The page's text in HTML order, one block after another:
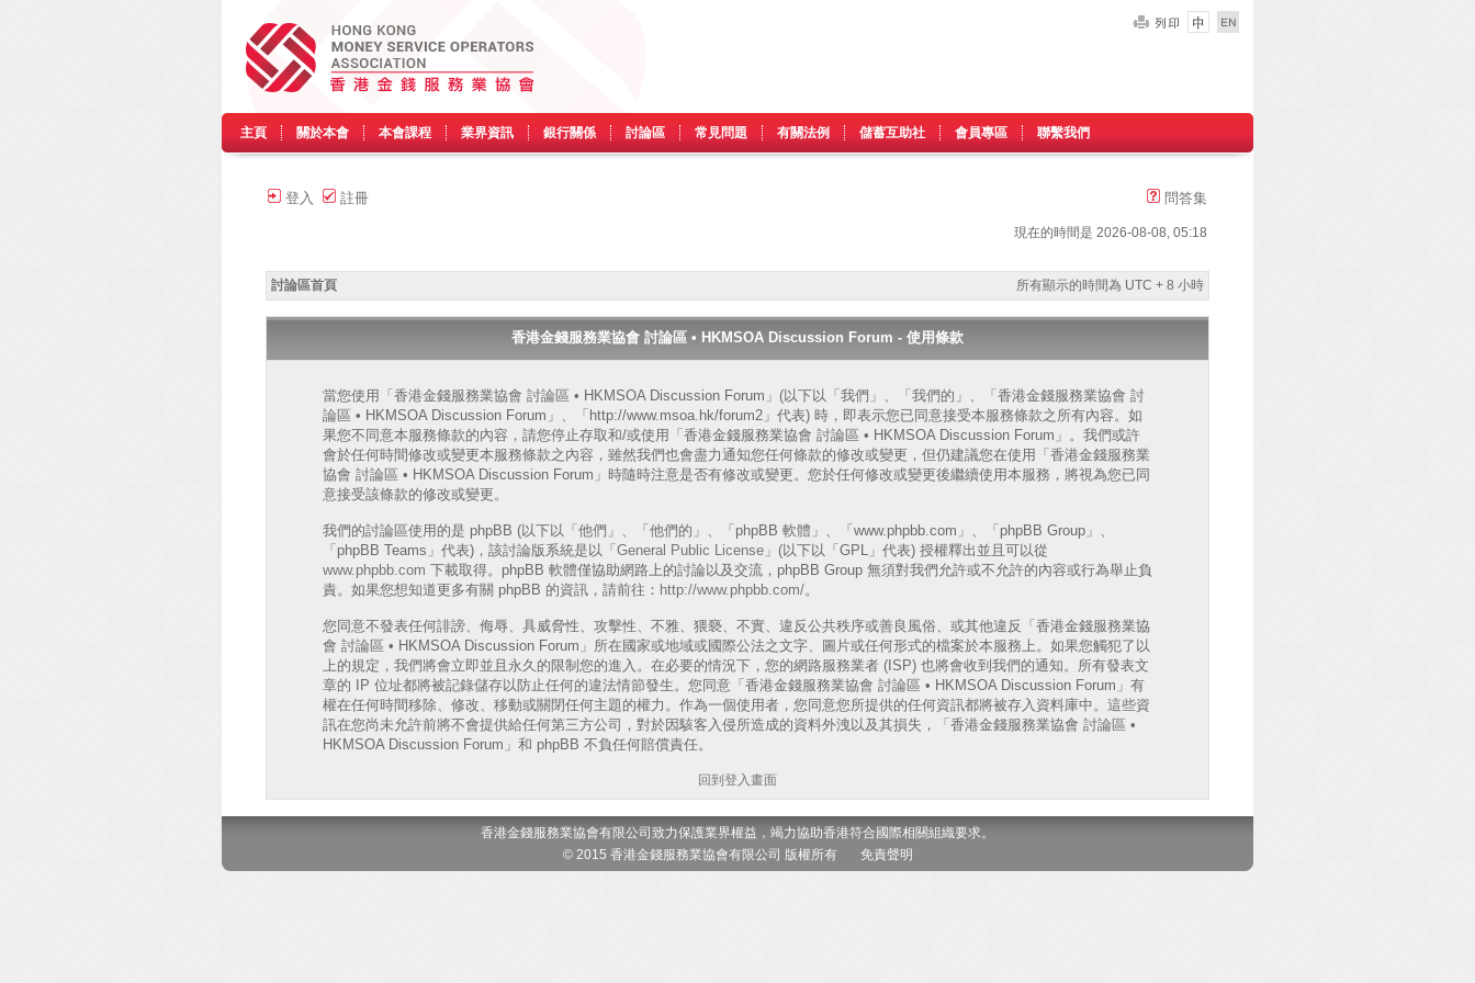
主頁 關於本會 本會課程 業界資訊 銀行關係 討論區 常見問題 有關法例 儲蓄互助社 會員專區 聯繫我們
登入 註冊 問答集
現在的時間是 2026-08-08, 05:18
討論區首頁 所有顯示的時間為 UTC + 8 小時
香港金錢服務業協會 討論區 • HKMSOA Discussion Forum - 使用條款
當您使用「香港金錢服務業協會 討論區 • HKMSOA Discussion Forum」(以下以「我們」、「我們的」、「香港金錢服務業協會 討
論區 • HKMSOA Discussion Forum」、「http://www.msoa.hk/forum2」代表) 時，即表示您已同意接受本服務條款之所有內容。如
果您不同意本服務條款的內容，請您停止存取和/或使用「香港金錢服務業協會 討論區 • HKMSOA Discussion Forum」。我們或許
會於任何時間修改或變更本服務條款之內容，雖然我們也會盡力通知您任何條款的修改或變更，但仍建議您在使用「香港金錢服務業
協會 討論區 • HKMSOA Discussion Forum」時隨時注意是否有修改或變更。您於任何修改或變更後繼續使用本服務，將視為您已同
意接受該條款的修改或變更。
我們的討論區使用的是 phpBB (以下以「他們」、「他們的」、「phpBB 軟體」、「www.phpbb.com」、「phpBB Group」、
「phpBB Teams」代表)，該討論版系統是以「 General Public License」(以下以「GPL」代表) 授權釋出並且可以從
www.phpbb.com 下載取得。phpBB 軟體僅協助網路上的討論以及交流，phpBB Group 無須對我們允許或不允許的內容或行為舉止負
責。如果您想知道更多有關 phpBB 的資訊，請前往： http://www.phpbb.com/。
您同意不發表任何誹謗、侮辱、具威脅性、攻擊性、不雅、猥褻、不實、違反公共秩序或善良風俗、或其他違反「香港金錢服務業協
會 討論區 • HKMSOA Discussion Forum」所在國家或地域或國際公法之文字、圖片或任何形式的檔案於本服務上。如果您觸犯了以
上的規定，我們將會立即並且永久的限制您的進入。在必要的情況下，您的網路服務業者 (ISP) 也將會收到我們的通知。所有發表文
章的 IP 位址都將被記錄儲存以防止任何的違法情節發生。您同意「香港金錢服務業協會 討論區 • HKMSOA Discussion Forum」有
權在任何時間移除、修改、移動或關閉任何主題的權力。作為一個使用者，您同意您所提供的任何資訊都將被存入資料庫中。這些資
訊在您尚未允許前將不會提供給任何第三方公司，對於因駭客入侵所造成的資料外洩以及其損失，「香港金錢服務業協會 討論區 •
HKMSOA Discussion Forum」和 phpBB 不負任何賠償責任。
回到登入畫面
香港金錢服務業協會有限公司致力保護業界權益，竭力協助香港符合國際相關組織要求。
© 2015 香港金錢服務業協會有限公司 版權所有 免責聲明